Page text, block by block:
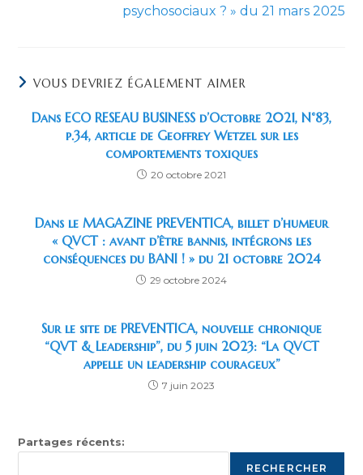
psychosociaux ? » du 21 mars 2025
VOUS DEVRIEZ ÉGALEMENT AIMER
Dans ECO RESEAU BUSINESS d’Octobre 2021, N°83,
p.34, article de Geoffrey Wetzel sur les
comportements toxiques
20 octobre 2021
Dans le MAGAZINE PREVENTICA, billet d’humeur
« QVCT : avant d’être bannis, intégrons les
conséquences du BANI ! » du 21 octobre 2024
29 octobre 2024
Sur le site de PREVENTICA, nouvelle chronique
“QVT & Leadership”, du 5 juin 2023: “La QVCT
appelle un leadership courageux”
7 juin 2023
Partages récents:
RECHERCHER